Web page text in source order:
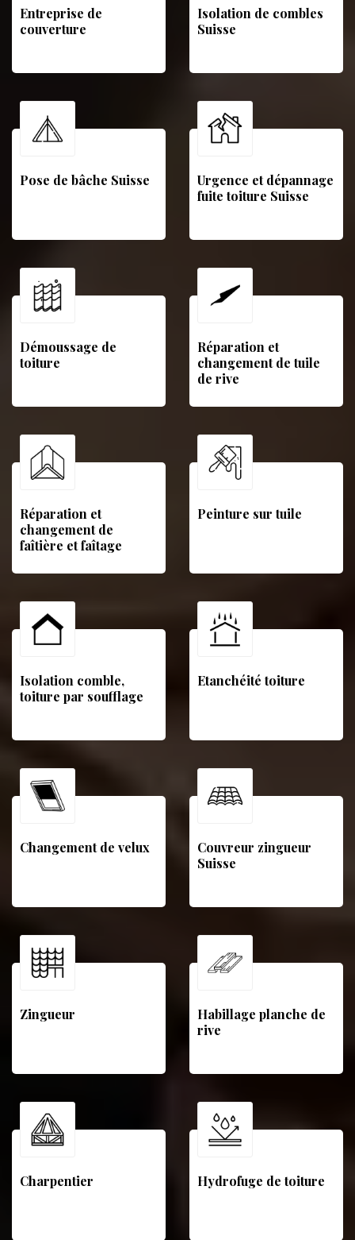
Entreprise de
couverture
Isolation de combles
Suisse
Pose de bâche Suisse
Urgence et dépannage
fuite toiture Suisse
Démoussage de
toiture
Réparation et
changement de tuile
de rive
Réparation et
changement de
faîtière et faîtage
Peinture sur tuile
Isolation comble,
toiture par soufflage
Etanchéité toiture
Changement de velux
Couvreur zingueur
Suisse
Zingueur
Habillage planche de
rive
Charpentier Hydrofuge de toiture